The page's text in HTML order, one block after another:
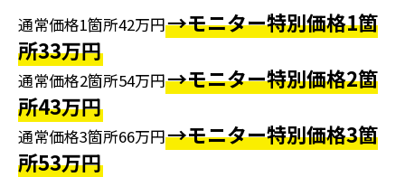
通常価格1箇所42万円→モニター特別価格1箇
所33万円
通常価格2箇所54万円→モニター特別価格2箇
所43万円
通常価格3箇所66万円→モニター特別価格3箇
所53万円